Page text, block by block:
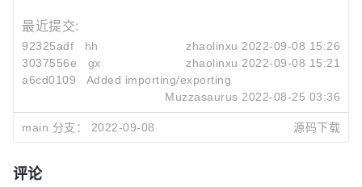
最近提交:
92325adf hh zhaolinxu 2022-09-08 15:26
3037556e
gx zhaolinxu 2022-09-08 15:21
a6cd0109
Added importing/exporting
Muzzasaurus 2022-08-25 03:36
main 分支： 2022-09-08 源码下载
评论